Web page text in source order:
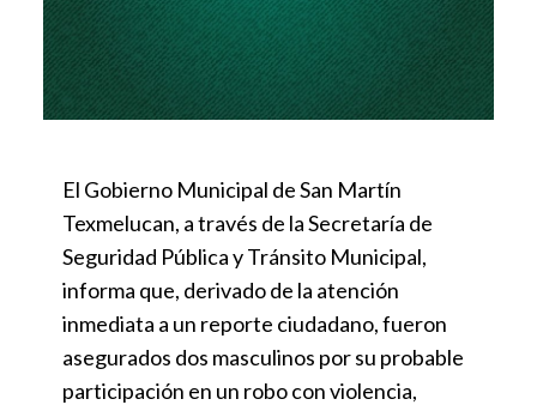
El Gobierno Municipal de San Martín
Texmelucan, a través de la Secretaría de
Seguridad Pública y Tránsito Municipal,
informa que, derivado de la atención
inmediata a un reporte ciudadano, fueron
asegurados dos masculinos por su probable
participación en un robo con violencia,